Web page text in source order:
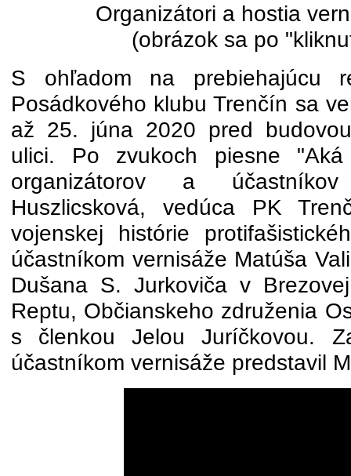
Organizátori a hostia
(obrázok sa po
S ohľadom na prebiehajúcu
Posádkového klubu Trenčín sa
až 25. júna 2020 pred
ulici. Po zvukoch piesne
organizátorov a
Huszlicsková, vedúca PK
vojenskej histórie
účastníkom vernisáže Matúša
Dušana S. Jurkoviča v
Reptu, Občianskeho združenia
s členkou Jelou Juríčkovou.
účastníkom vernisáže predstavil